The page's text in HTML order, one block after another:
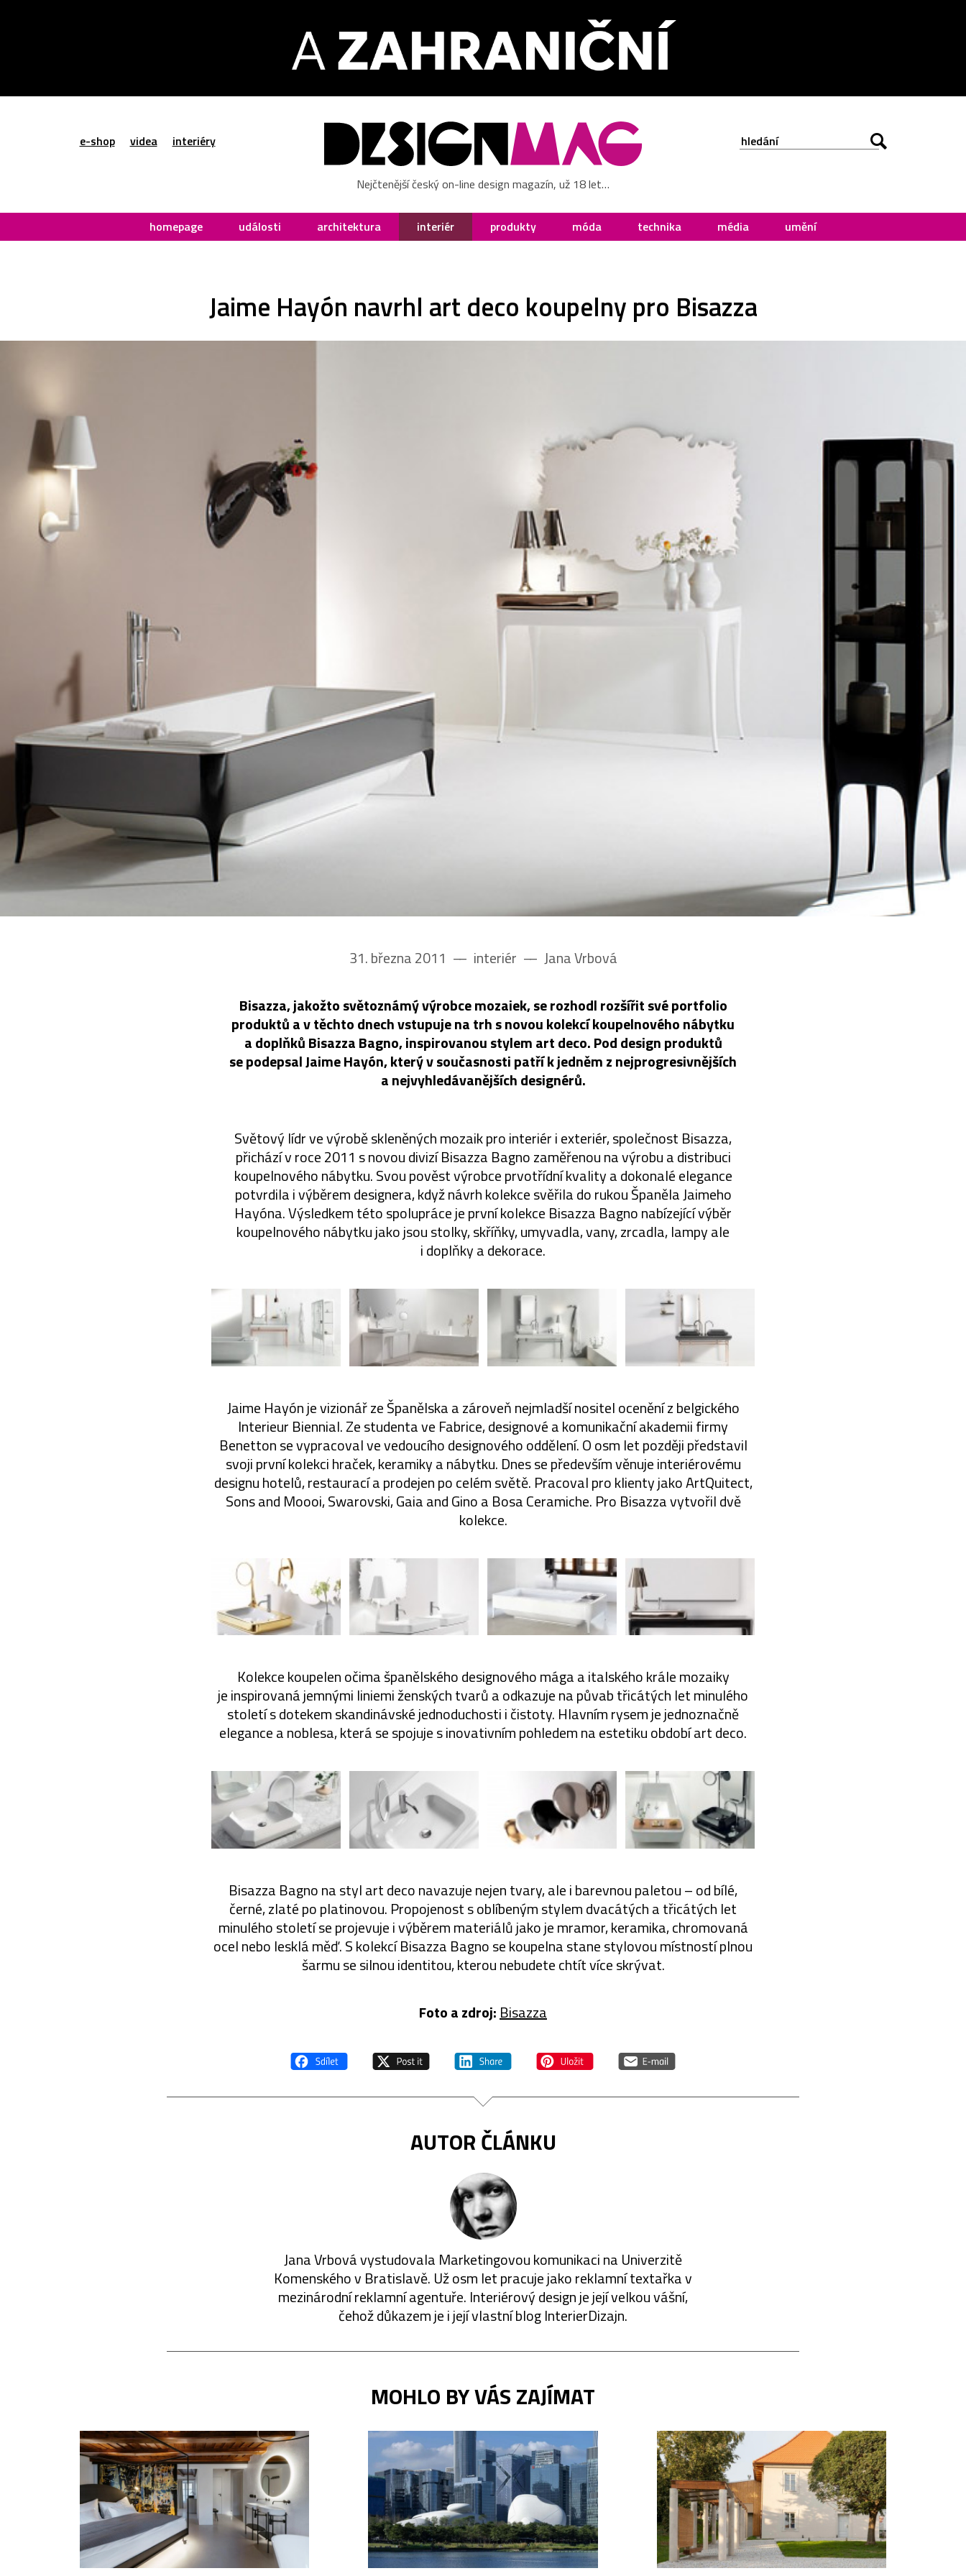
e-shop videa interiéry
Nejčtenější český on-line design magazín, už 18 let…
homepage události architektura interiér produkty móda technika média umění
Jaime Hayón navrhl art deco koupelny pro Bisazza
31. března 2011 –– interiér –– Jana Vrbová
Bisazza, jakožto světoznámý výrobce mozaiek, se rozhodl rozšířit své portfolio
produktů a v těchto dnech vstupuje na trh s novou kolekcí koupelnového nábytku
a doplňků Bisazza Bagno, inspirovanou stylem art deco. Pod design produktů
se podepsal Jaime Hayón, který v současnosti patří k jedněm z nejprogresivnějších
a nejvyhledávanějších designérů.
Světový lídr ve výrobě skleněných mozaik pro interiér i exteriér, společnost Bisazza,
přichází v roce 2011 s novou divizí Bisazza Bagno zaměřenou na výrobu a distribuci
koupelnového nábytku. Svou pověst výrobce prvotřídní kvality a dokonalé elegance
potvrdila i výběrem designera, když návrh kolekce svěřila do rukou Španěla Jaimeho
Hayóna. Výsledkem této spolupráce je první kolekce Bisazza Bagno nabízející výběr
koupelnového nábytku jako jsou stolky, skříňky, umyvadla, vany, zrcadla, lampy ale
i doplňky a dekorace.
Jaime Hayón je vizionář ze Španělska a zároveň nejmladší nositel ocenění z belgického
Interieur Biennial. Ze studenta ve Fabrice, designové a komunikační akademii firmy
Benetton se vypracoval ve vedoucího designového oddělení. O osm let později představil
svoji první kolekci hraček, keramiky a nábytku. Dnes se především věnuje interiérovému
designu hotelů, restaurací a prodejen po celém světě. Pracoval pro klienty jako ArtQuitect,
Sons and Moooi, Swarovski, Gaia and Gino a Bosa Ceramiche. Pro Bisazza vytvořil dvě
kolekce.
Kolekce koupelen očima španělského designového mága a italského krále mozaiky
je inspirovaná jemnými liniemi ženských tvarů a odkazuje na půvab třicátých let minulého
století s dotekem skandinávské jednoduchosti i čistoty. Hlavním rysem je jednoznačně
elegance a noblesa, která se spojuje s inovativním pohledem na estetiku období art deco.
Bisazza Bagno na styl art deco navazuje nejen tvary, ale i barevnou paletou – od bílé,
černé, zlaté po platinovou. Propojenost s oblíbeným stylem dvacátých a třicátých let
minulého století se projevuje i výběrem materiálů jako je mramor, keramika, chromovaná
ocel nebo lesklá měď. S kolekcí Bisazza Bagno se koupelna stane stylovou místností plnou
šarmu se silnou identitou, kterou nebudete chtít více skrývat.
Foto a zdroj: Bisazza
AUTOR ČLÁNKU
Jana Vrbová vystudovala Marketingovou komunikaci na Univerzitě
Komenského v Bratislavě. Už osm let pracuje jako reklamní textařka v
mezinárodní reklamní agentuře. Interiérový design je její velkou vášní,
čehož důkazem je i její vlastní blog InterierDizajn.
MOHLO BY VÁS ZAJÍMAT